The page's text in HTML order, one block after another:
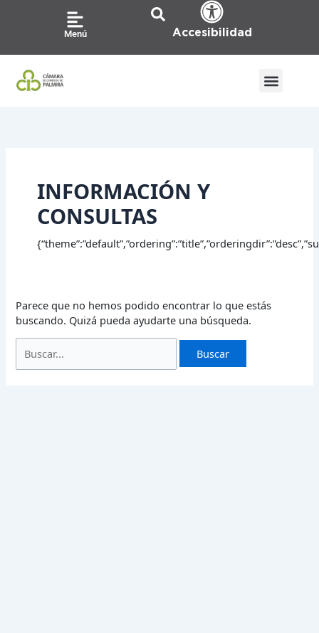
Menú Accesibilidad
INFORMACIÓN Y
CONSULTAS
Parece que no hemos podido encontrar lo que estás
buscando. Quizá pueda ayudarte una búsqueda.